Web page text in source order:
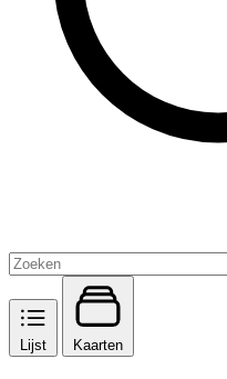
Lijst Kaarten